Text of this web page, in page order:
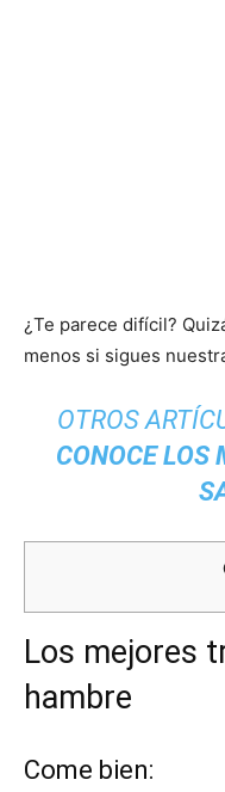
¿Te parece difícil?
menos si sigues
OTROS
CONOCE LOS
Los mejores
hambre
Come bien: